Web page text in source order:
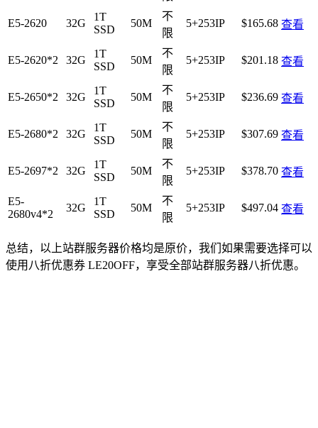
E5-2620 32G
1T
SSD
50M
不
限
5+253IP $165.68 查看
E5-2620*2 32G
1T
SSD
50M
不
限
5+253IP $201.18 查看
E5-2650*2 32G
1T
SSD
50M
不
限
5+253IP $236.69 查看
E5-2680*2 32G
1T
SSD
50M
不
限
5+253IP $307.69 查看
E5-2697*2 32G
1T
SSD
50M
不
限
5+253IP $378.70 查看
E5-
2680v4*2
32G
1T
SSD
50M
不
限
5+253IP $497.04 查看
总结，以上站群服务器价格均是原价，我们如果需要选择可以
使用八折优惠券 LE20OFF，享受全部站群服务器八折优惠。